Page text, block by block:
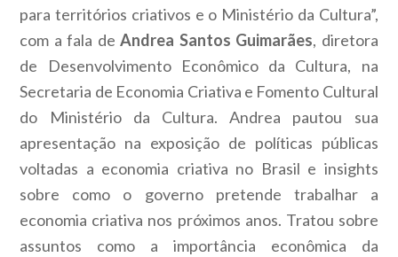
para territórios criativos e o Ministério da Cultura”,
com a fala deAndrea Santos Guimarães, diretora
de Desenvolvimento Econômico da Cultura, na
Secretaria de Economia Criativa e Fomento Cultural
do Ministério da Cultura. Andrea pautou sua
apresentação na exposição de políticas públicas
voltadas a economia criativa no Brasil e insights
sobre como o governo pretende trabalhar a
economia criativa nos próximos anos. Tratou sobre
assuntos como a importância econômica da